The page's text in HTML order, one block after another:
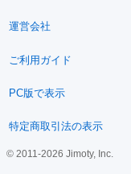
運営会社
ご利用ガイド
PC版で表示
特定商取引法の表示
© 2011-2026 Jimoty, Inc.